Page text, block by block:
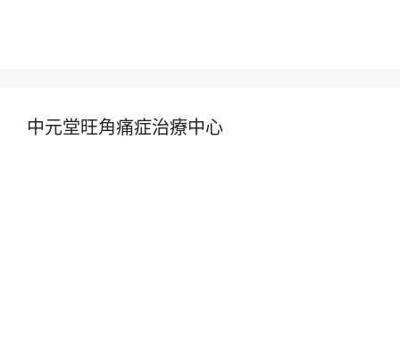
中元堂旺角痛症治療中心